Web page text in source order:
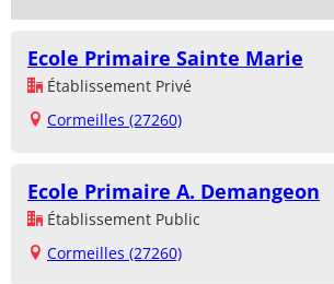
Ecole Primaire Sainte Marie
Établissement Privé
Cormeilles (27260)
Ecole Primaire A. Demangeon
Établissement Public
Cormeilles (27260)